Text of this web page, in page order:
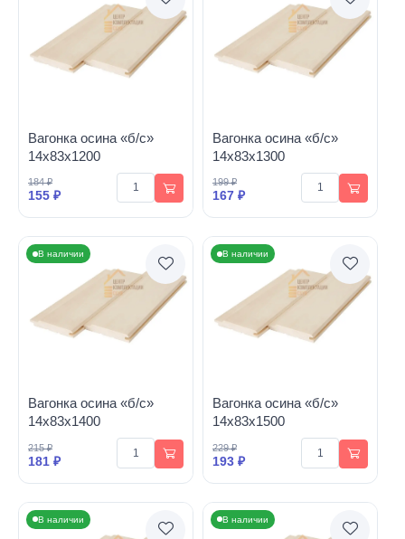
Вагонка осина «б/с»
14х83х1200
184 ₽
155 ₽
Вагонка осина «б/с»
14х83х1300
199 ₽
167 ₽
В наличии
Вагонка осина «б/с»
14х83х1400
215 ₽
181 ₽
В наличии
Вагонка осина «б/с»
14х83х1500
229 ₽
193 ₽
В наличии В наличии